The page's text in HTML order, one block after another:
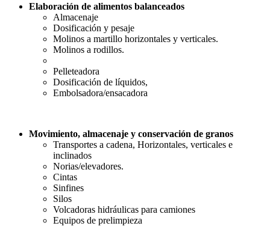
Elaboración de alimentos balanceados
Almacenaje
Dosificación y pesaje
Molinos a martillo horizontales y verticales.
Molinos a rodillos.
Pelleteadora
Dosificación de líquidos,
Embolsadora/ensacadora
Movimiento, almacenaje y conservación de granos
Transportes a cadena, Horizontales, verticales e
inclinados
Norias/elevadores.
Cintas
Sinfines
Silos
Volcadoras hidráulicas para camiones
Equipos de prelimpieza